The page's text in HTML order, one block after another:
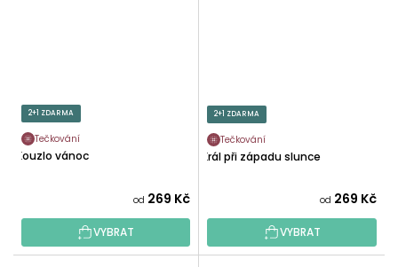
2+1 ZDARMA
Tečkování
Kouzlo vánoc
od 269 Kč
VYBRAT
2+1 ZDARMA
Tečkování
Král při západu slunce
od 269 Kč
VYBRAT